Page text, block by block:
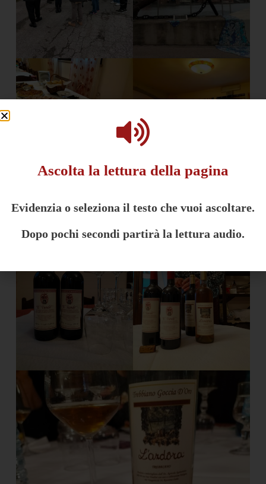
Ascolta la lettura della pagina
Evidenzia o seleziona il testo che vuoi ascoltare.
Dopo pochi secondi partirà la lettura audio.